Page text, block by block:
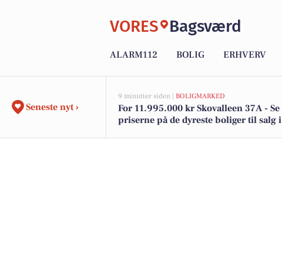
VORES Bagsværd
ALARM112 BOLIG ERHVERV
Seneste nyt ›
9 minutter siden | BOLIGMARKED
For 11.995.000 kr Skovalleen 37A - Se
priserne på de dyreste boliger til salg i